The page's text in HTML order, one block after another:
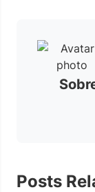
Posts